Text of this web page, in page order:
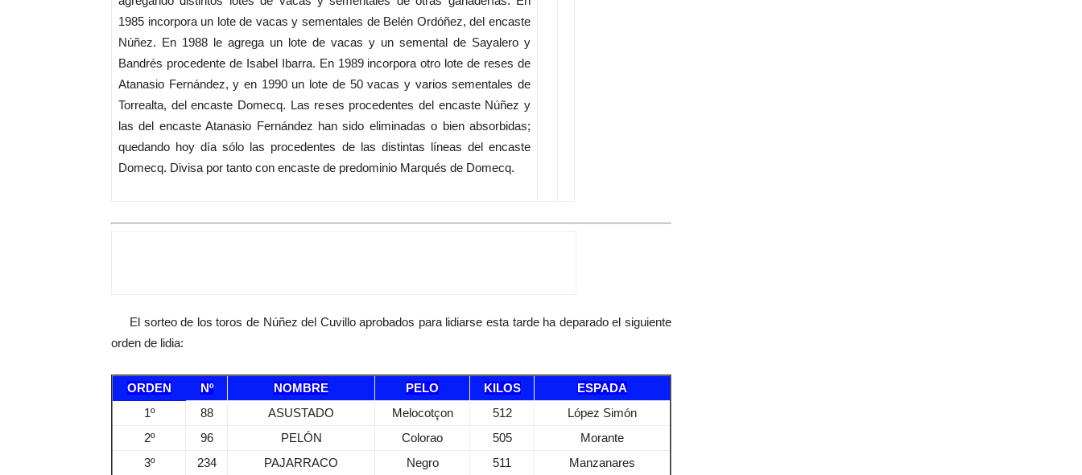
1985 incorpora un lote de vacas y sementales de Belén Ordóñez, del encaste
Núñez. En 1988 le agrega un lote de vacas y un semental de Sayalero y
Bandrés procedente de Isabel Ibarra. En 1989 incorpora otro lote de reses de
Atanasio Fernández, y en 1990 un lote de 50 vacas y varios sementales de
Torrealta, del encaste Domecq. Las reses procedentes del encaste Núñez y
las del encaste Atanasio Fernández han sido eliminadas o bien absorbidas;
quedando hoy día sólo las procedentes de las distintas líneas del encaste
Domecq. Divisa por tanto con encaste de predominio Marqués de Domecq.
El sorteo de los toros de Núñez del Cuvillo aprobados para lidiarse esta tarde ha deparado el siguiente
orden de lidia:
ORDEN Nº NOMBRE PELO KILOS
ESPADA
1º
88 ASUSTADO Melocotçon 512
López Simón
2º
96 PELÓN Colorao 505
Morante
3º
234 PAJARRACO Negro 511 Manzanares